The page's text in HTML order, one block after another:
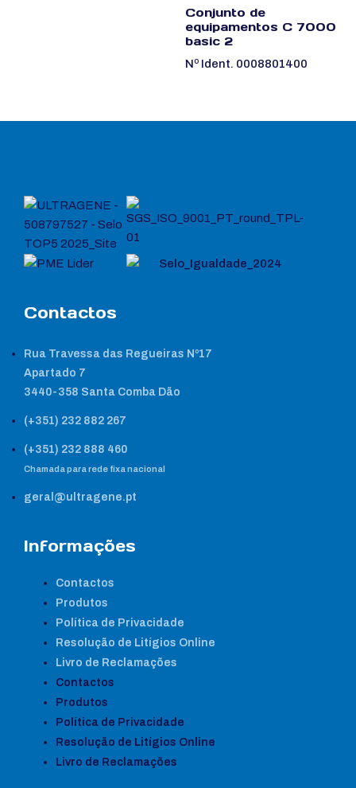
Conjunto de
equipamentos C 7000
basic 2
Nº Ident. 0008801400
Contactos
Rua Travessa das Regueiras Nº17
Apartado 7
3440-358 Santa Comba Dão
(+351) 232 882 267
(+351) 232 888 460
Chamada para rede fixa nacional
geral@ultragene.pt
Informações
Contactos
Produtos
Política de Privacidade
Resolução de Litígios Online
Livro de Reclamações
Contactos
Produtos
Política de Privacidade
Resolução de Litígios Online
Livro de Reclamações